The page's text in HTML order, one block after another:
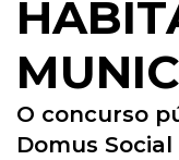
O concurso
Domus